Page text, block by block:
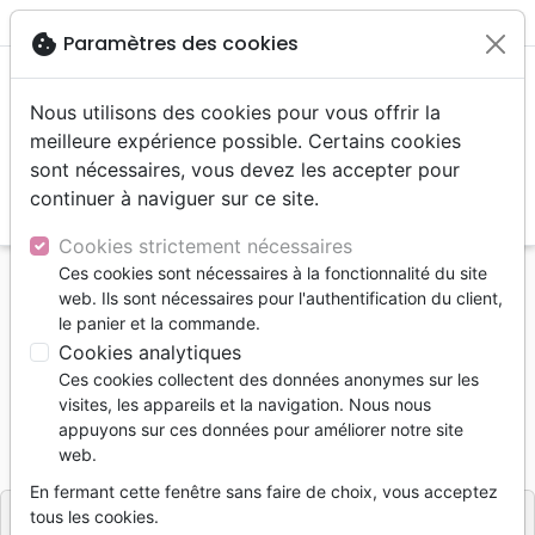
menu
Accueil Livres Apologétique
Islam
Jésus et Mahomet
Jésus et Mahomet
M. GABRIEL
RéférenceOUR004 EAN9782940335312
Editeur Ourania
cookie Paramètres des cookies
Nous utilisons des cookies pour vous offrir la
meilleure expérience possible. Certains cookies
sont nécessaires, vous devez les accepter pour
continuer à naviguer sur ce site.
Cookies strictement nécessaires
Ces cookies sont nécessaires à la fonctionnalité du site
web. Ils sont nécessaires pour l'authentification du client,
le panier et la commande.
Cookies analytiques
Ces cookies collectent des données anonymes sur les
visites, les appareils et la navigation. Nous nous
appuyons sur ces données pour améliorer notre site
web.
En fermant cette fenêtre sans faire de choix, vous acceptez
tous les cookies.